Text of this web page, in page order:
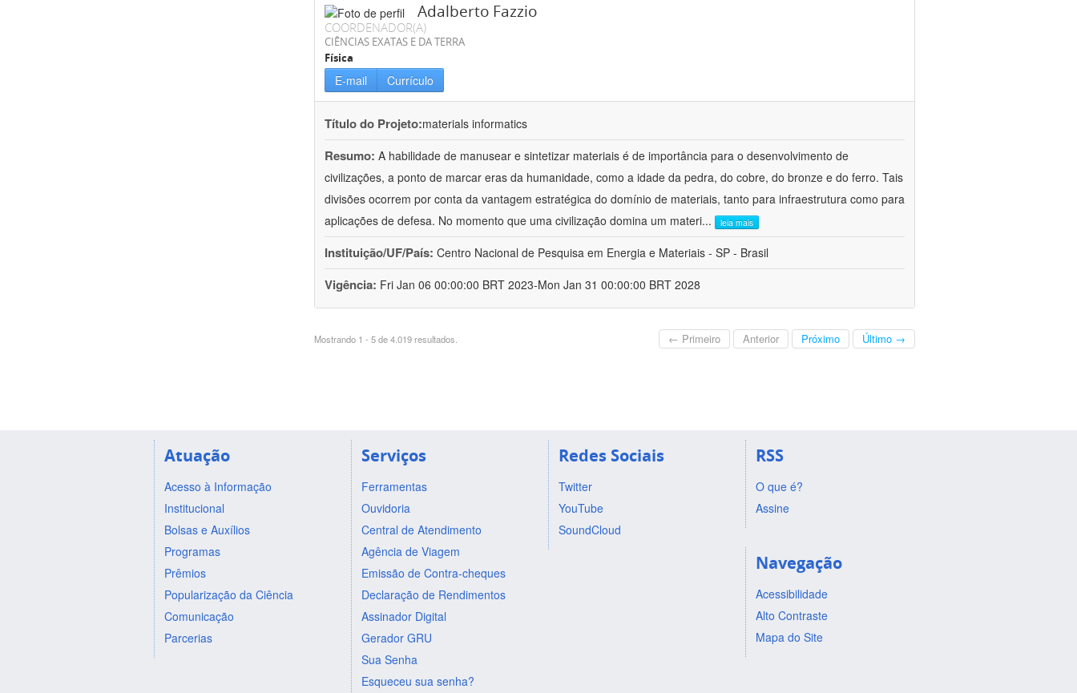
Adalberto Fazzio
COORDENADOR(A)
CIÊNCIAS EXATAS E DA TERRA
Física
E-mail Currículo
Título do Projeto:materials informatics
Resumo: A habilidade de manusear e sintetizar materiais é de importância para o desenvolvimento de
civilizações, a ponto de marcar eras da humanidade, como a idade da pedra, do cobre, do bronze e do ferro. Tais
divisões ocorrem por conta da vantagem estratégica do domínio de materiais, tanto para infraestrutura como para
aplicações de defesa. No momento que uma civilização domina um materi... leia mais
Instituição/UF/País: Centro Nacional de Pesquisa em Energia e Materiais - SP - Brasil
Vigência: Fri Jan 06 00:00:00 BRT 2023-Mon Jan 31 00:00:00 BRT 2028
Mostrando 1 - 5 de 4.019 resultados. ← Primeiro Anterior Próximo Último →
Atuação
Acesso à Informação
Institucional
Bolsas e Auxílios
Programas
Prêmios
Popularização da Ciência
Comunicação
Parcerias
Serviços
Ferramentas
Ouvidoria
Central de Atendimento
Agência de Viagem
Emissão de Contra-cheques
Declaração de Rendimentos
Assinador Digital
Gerador GRU
Sua Senha
Esqueceu sua senha?
Redes Sociais
Twitter
YouTube
SoundCloud
RSS
O que é?
Assine
Navegação
Acessibilidade
Alto Contraste
Mapa do Site